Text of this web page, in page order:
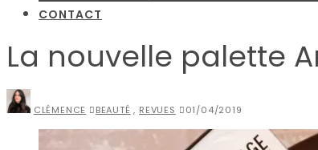
CONTACT
La nouvelle palette
CLÉMENCE BEAUTÉ , REVUES 01/04/2019